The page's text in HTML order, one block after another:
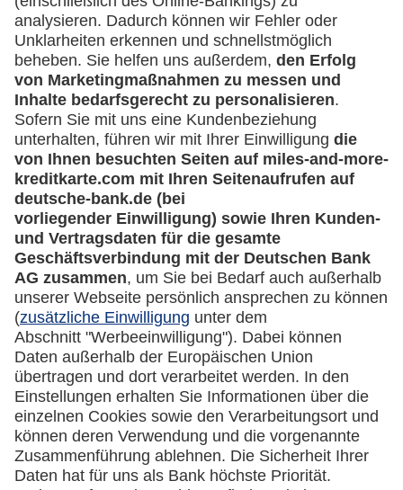
Downloadcenter
Kontakt
Mehr
Kreditkarten-Banking
miles-and-more.com
lufthansa.com
Rechtliches
Impressum
Datenschutz
Cookie Einstellungen
Vertrag widerrufen